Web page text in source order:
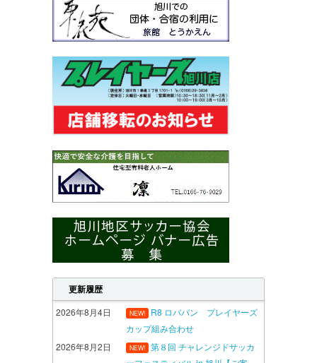
更新履歴
2026年8月4日 NEW!
R8 ロバパン プレイヤーズ
カップ組み合わせ
2026年8月2日
NEW!
第８回 チャレンジドサッカ